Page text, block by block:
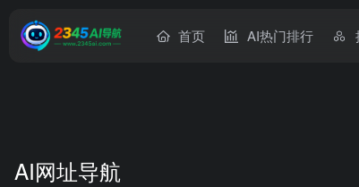
首页 AI热门排行
AI网址导航